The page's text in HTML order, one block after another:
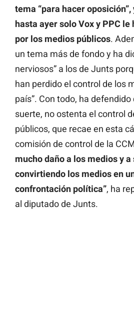
tema “para hacer
hasta ayer solo Vox y PPC
por los medios públicos.
un tema más de fondo y ha
nerviosos” a los de Junts
han perdido el control de los
país”. Con todo, ha defendido
suerte, no ostenta el control
públicos, que recae en esta
comisión de control de la
mucho daño a los medios y
convirtiendo los medios en
confrontación política”, ha
al diputado de Junts.